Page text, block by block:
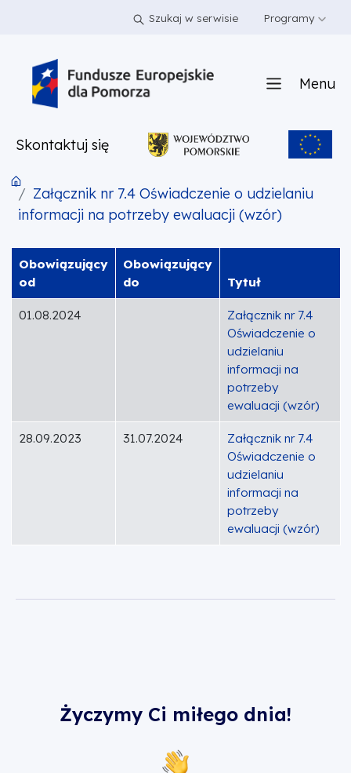
PRZEJDŹ DO TREŚCI Szukaj w serwisie Programy
Menu
Skontaktuj się
Załącznik nr 7.4 Oświadczenie o udzielaniu
informacji na potrzeby ewaluacji (wzór)
Obowiązujący
od
Obowiązujący
do
Tytuł
01.08.2024
Załącznik nr 7.4
Oświadczenie o
udzielaniu
informacji na
potrzeby
ewaluacji (wzór)
28.09.2023 31.07.2024
Załącznik nr 7.4
Oświadczenie o
udzielaniu
informacji na
potrzeby
ewaluacji (wzór)
Życzymy Ci miłego dnia!